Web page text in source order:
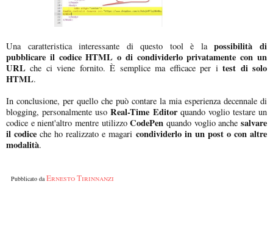
Una caratteristica interessante di questo tool è lapossibilità di
pubblicare il codice HTML o di condividerlo privatamente con un
URL che ci viene fornito. È semplice ma efficace per itest di solo
HTML.
In conclusione, per quello che può contare la mia esperienza decennale di
blogging, personalmente usoReal-Time Editorquando voglio testare un
codice e nient'altro mentre utilizzoCodePen quando voglio anche salvare
il codice che ho realizzato e magari condividerlo in un post o con altre
modalità.
Pubblicato daErnesto Tirinnanzi